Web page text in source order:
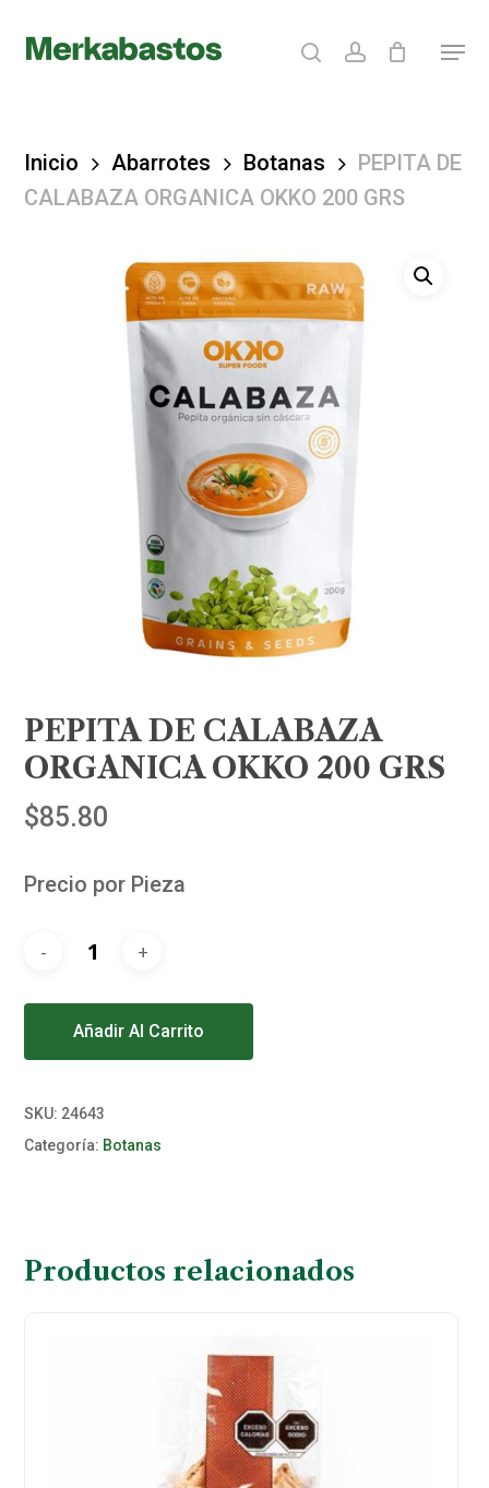
searchaccount Menu
Inicio Abarrotes Botanas
PEPITA DE
CALABAZA ORGANICA OKKO 200 GRS
PEPITA DE CALABAZA
ORGANICA OKKO 200 GRS
$85.80
Precio por Pieza
Añadir Al Carrito
SKU: 24643
Categoría: Botanas
Productos relacionados
Close